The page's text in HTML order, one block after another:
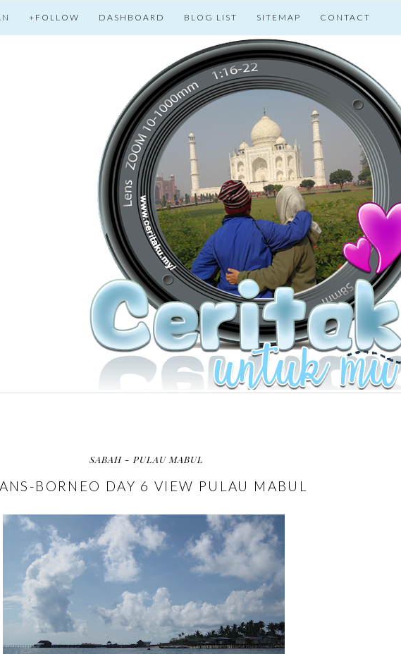
+FOLLOW DASHBOARD BLOG LIST SITEMAP CONTACT
SABAH - PULAU MABUL
BORNEO DAY 6 VIEW PULAU MABUL